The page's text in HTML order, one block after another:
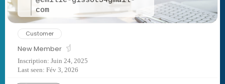
com
Customer
New Member
Inscription: Juin 24, 2025
Last seen: Fév 3, 2026